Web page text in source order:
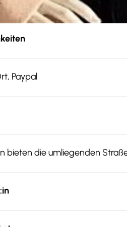
Paypal
bieten die umliegenden